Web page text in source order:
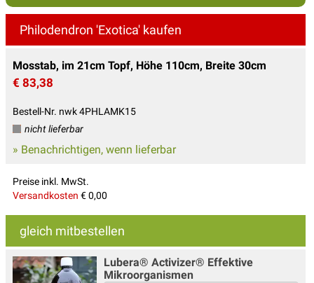
Philodendron 'Exotica' kaufen
Mosstab, im 21cm Topf, Höhe 110cm, Breite 30cm
€ 83,38
Bestell-Nr. nwk 4PHLAMK15
nicht lieferbar
» Benachrichtigen, wenn lieferbar
Preise inkl. MwSt.
Versandkosten € 0,00
gleich mitbestellen
Lubera® Activizer® Effektive
Mikroorganismen